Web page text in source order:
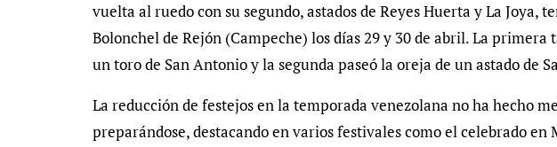
vuelta al ruedo con su segundo, astados de Reyes Huerta y La Joya,
Bolonchel de Rejón (Campeche) los días 29 y 30 de abril. La primera
un toro de San Antonio y la segunda paseó la oreja de un astado de
La reducción de festejos en la temporada venezolana no ha hecho
preparándose, destacando en varios festivales como el celebrado en